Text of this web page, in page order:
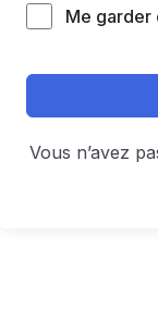
Alternative:Me garder
Vous n’avez